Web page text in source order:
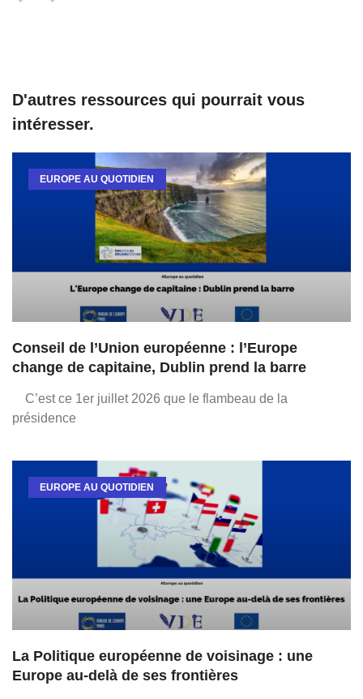
D'autres ressources qui pourrait vous
intéresser.
EUROPE AU QUOTIDIEN
Conseil de l’Union européenne : l’Europe
change de capitaine, Dublin prend la barre
C’est ce 1er juillet 2026 que le flambeau de la
présidence
EUROPE AU QUOTIDIEN
La Politique européenne de voisinage : une
Europe au-delà de ses frontières